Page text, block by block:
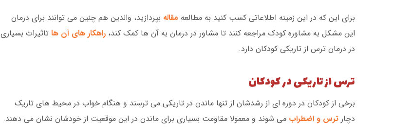
برای این که در این زمینه اطلاعاتی کسب کنید به مطالعه مقاله بپردازید، والدین هم چنین می توانند برای درمان
این مشکل به مشاوره کودک مراجعه کنند تا مشاور در درمان به آن ها کمک کند، راهکار های آن ها تاثیرات بسیاری
در درمان ترس از تاریکی کودکان دارد.
ترس از تاریکی در کودکان
برخی از کودکان در دوره ای از رشدشان از تنها ماندن در تاریکی می ترسند و هنگام خواب در محیط های تاریک
دچار ترس و اضطراب می شوند و معمولا مقاومت بسیاری برای ماندن در این موقعیت از خودشان نشان می دهند.